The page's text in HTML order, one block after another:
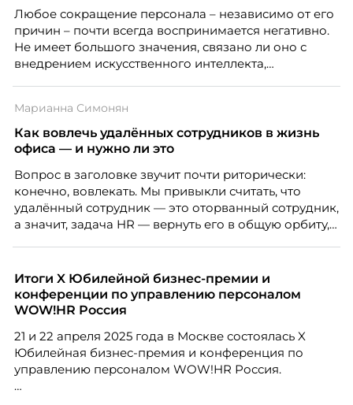
Любое сокращение персонала – независимо от его
причин – почти всегда воспринимается негативно.
Не имеет большого значения, связано ли оно с
внедрением искусственного интеллекта,
структуры компании. Для сотрудников сокращения
означают потерю стабильности, а для внешнего
рынка становятся сигналом о возможных
нередко превращаются в фактор, который
негативно влияет HR-бренд работодателя.
Марианна Симонян
Как вовлечь удалённых сотрудников в жизнь
офиса — и нужно ли это
Вопрос в заголовке звучит почти риторически:
конечно, вовлекать. Мы привыкли считать, что
удалённый сотрудник — это оторванный сотрудник,
а значит, задача HR — вернуть его в общую орбиту,
вовлечения, стоит остановиться на неудобном
факте: данные говорят ровно обратное тому, что
подсказывает интуиция. Автор свежего выпуска
People Analytics, приглашённый лектор НИУ ВШЭ и
МИФИ, автор книги «Дао женской карьеры».
Итоги X Юбилейной бизнес-премии и
конференции по управлению персоналом
WOW!HR Россия
21 и 22 апреля 2025 года в Москве состоялась X
Юбилейная бизнес-премия и конференция по
управлению персоналом WOW!HR Россия.